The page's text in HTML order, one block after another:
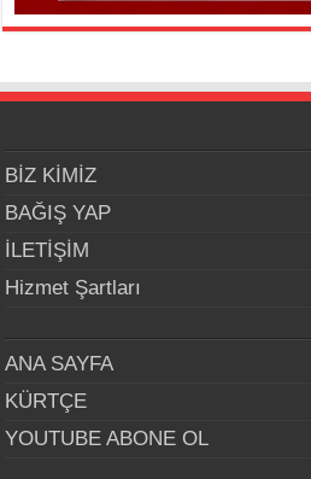
BİZ KİMİZ
BAĞIŞ YAP
İLETİŞİM
Hizmet Şartları
ANA SAYFA
KÜRTÇE
YOUTUBE ABONE OL